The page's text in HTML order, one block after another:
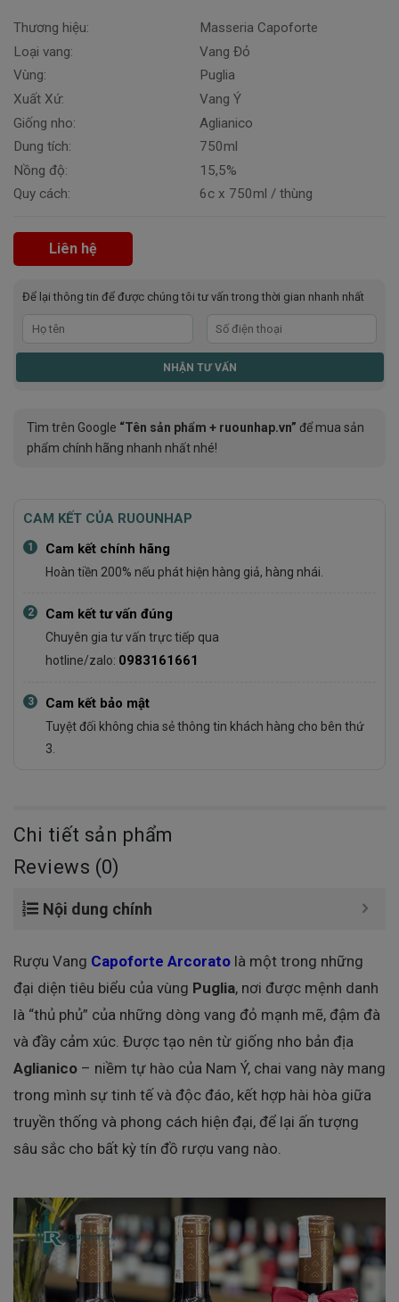
Thương hiệu:
Loại vang:
Vùng:
Xuất Xứ:
Giống nho:
Dung tích:
Nồng độ:
Quy cách:
Masseria Capoforte
Vang Đỏ
Puglia
Vang Ý
Aglianico
750ml
15,5%
6c x 750ml / thùng
Liên hệ
Để lại thông tin để được chúng tôi tư vấn trong thời gian nhanh nhất
Tìm trên Google “Tên sản phẩm + ruounhap.vn” để mua sản
phẩm chính hãng nhanh nhất nhé!
CAM KẾT CỦA RUOUNHAP
1 Cam kết chính hãng
Hoàn tiền 200% nếu phát hiện hàng giả, hàng nhái.
2 Cam kết tư vấn đúng
Chuyên gia tư vấn trực tiếp qua
hotline/zalo: 0983161661
3 Cam kết bảo mật
Tuyệt đối không chia sẻ thông tin khách hàng cho bên thứ
3.
Chi tiết sản phẩm
Reviews (0)
Nội dung chính
Rượu Vang Capoforte Arcorato là một trong những
đại diện tiêu biểu của vùng Puglia, nơi được mệnh danh
là “thủ phủ” của những dòng vang đỏ mạnh mẽ, đậm đà
và đầy cảm xúc. Được tạo nên từ giống nho bản địa
Aglianico – niềm tự hào của Nam Ý, chai vang này mang
trong mình sự tinh tế và độc đáo, kết hợp hài hòa giữa
truyền thống và phong cách hiện đại, để lại ấn tượng
sâu sắc cho bất kỳ tín đồ rượu vang nào.